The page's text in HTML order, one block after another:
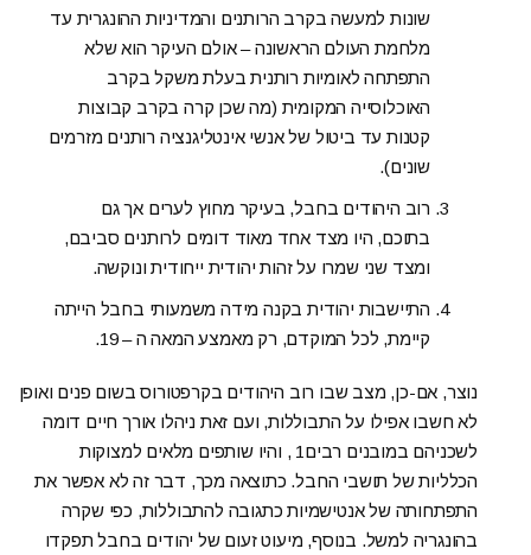
שונות למעשה בקרב הרותנים והמדיניות ההונגרית עד
מלחמת העולם הראשונה – אולם העיקר הוא שלא
התפתחה לאומיות רותנית בעלת משקל בקרב
האוכלוסייה המקומית (מה שכן קרה בקרב קבוצות
קטנות עד ביטול של אנשי אינטליגנציה רותנים מזרמים
שונים).
רוב היהודים בחבל, בעיקר מחוץ לערים אך גם
בתוכם, היו מצד אחד מאוד דומים לרותנים סביבם,
ומצד שני שמרו על זהות יהודית ייחודית ונוקשה.
התיישבות יהודית בקנה מידה משמעותי בחבל הייתה
קיימת, לכל המוקדם, רק מאמצע המאה ה – 19.
נוצר, אם-כן, מצב שבו רוב היהודים בקרפטורוס בשום פנים ואופן
לא חשבו אפילו על התבוללות, ועם זאת ניהלו אורך חיים דומה
לשכניהם במובנים רבים1 , והיו שותפים מלאים למצוקות
הכלליות של תושבי החבל. כתוצאה מכך, דבר זה לא אפשר את
התפתחותה של אנטישמיות כתגובה להתבוללות, כפי שקרה
בהונגריה למשל. בנוסף, מיעוט זעום של יהודים בחבל תפקדו